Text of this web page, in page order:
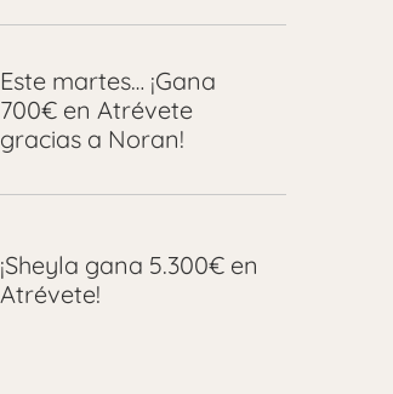
Este martes… ¡Gana
700€ en Atrévete
gracias a Noran!
¡Sheyla gana 5.300€ en
Atrévete!